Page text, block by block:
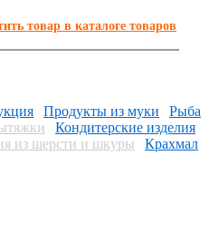
товар в каталоге товаров
Продукты из муки
Рыба
Кондитерские изделия
из шерсти и шкуры
Крахмал